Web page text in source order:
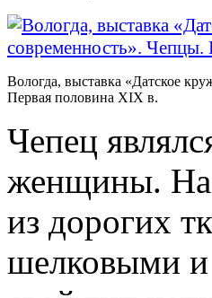
Вологда, выставка «Датское
Первая половина XIX в.
Чепец
женщины. На
из дорогих
шелковыми